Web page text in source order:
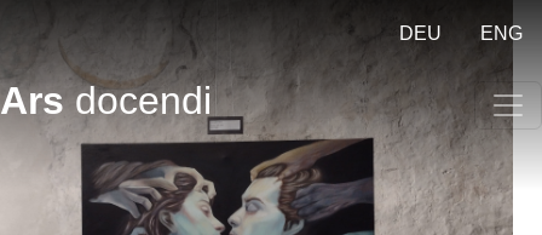
DEU ENG
Ars docendi
Übersetzung und
Translatologie - Traduzione